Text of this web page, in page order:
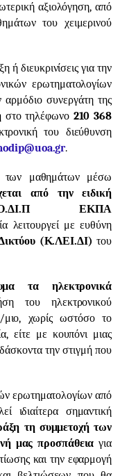
αξιολόγηση, από
του χειμερινού
ή διευκρινίσεις για την
ερωτηματολογίων
αρμόδιο συνεργάτη της
στο τηλέφωνο 210 368
του διεύθυνση
@uoa.gr.
των μαθημάτων μέσω
από την ειδική
ΕΚΠΑ
λειτουργεί με ευθύνη
(Κ.ΛΕΙ.ΔΙ) του
τα ηλεκτρονικά
του ηλεκτρονικού
μιο, χωρίς ωστόσο το
είτε με κουπόνι μιας
την στιγμή που
από
ιδιαίτερα σημαντική
τη συμμετοχή των
μας προσπάθεια για
και την εφαρμογή